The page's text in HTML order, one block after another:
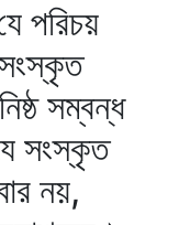
পরিচয়
সম্বন্ধ
সংস্কৃত
নয়,